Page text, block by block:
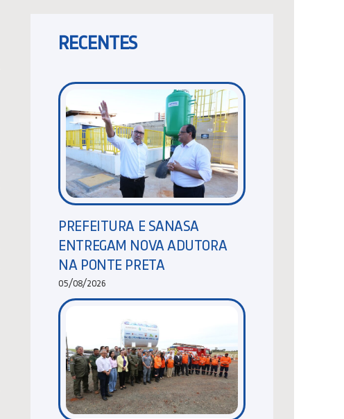
RECENTES
PREFEITURA E SANASA
ENTREGAM NOVA ADUTORA
NA PONTE PRETA
05/08/2026